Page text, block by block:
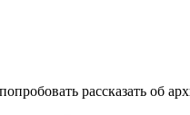
рассказать об